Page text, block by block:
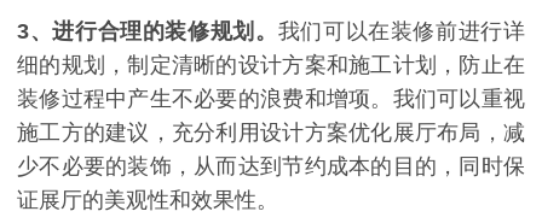
3、进行合理的装修规划。 我们可以在装修前进行详
细的规划，制定清晰的设计方案和施工计划，防止在
装修过程中产生不必要的浪费和增项。我们可以重视
施工方的建议，充分利用设计方案优化展厅布局，减
少不必要的装饰，从而达到节约成本的目的，同时保
证展厅的美观性和效果性。